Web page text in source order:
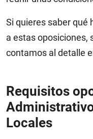
Si quieres saber qué
a estas oposiciones,
contamos al detalle
Requisitos
Locales